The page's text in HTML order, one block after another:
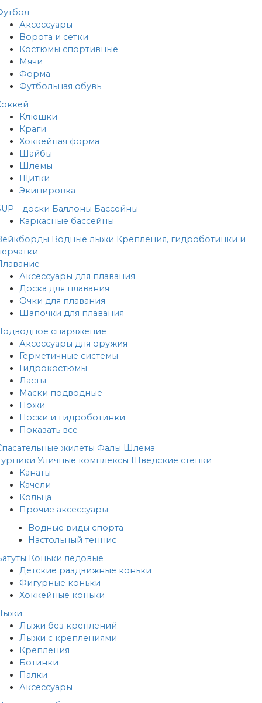
Аксессуары
Ворота и сетки
Костюмы спортивные
Мячи
Форма
Футбольная обувь
Клюшки
Краги
Хоккейная форма
Шайбы
Шлемы
Щитки
Экипировка
- доски Баллоны Бассейны
Каркасные бассейны
Водные лыжи Крепления, гидроботинки и
Аксессуары для плавания
Доска для плавания
Очки для плавания
Шапочки для плавания
снаряжение
Аксессуары для оружия
Герметичные системы
Гидрокостюмы
Ласты
Маски подводные
Ножи
Носки и гидроботинки
Показать все
жилеты Фалы Шлема
Уличные комплексы Шведские стенки
Канаты
Качели
Кольца
Прочие аксессуары
Водные виды спорта
Настольный теннис
Коньки ледовые
Детские раздвижные коньки
Фигурные коньки
Хоккейные коньки
Лыжи без креплений
Лыжи с креплениями
Крепления
Ботинки
Палки
Аксессуары